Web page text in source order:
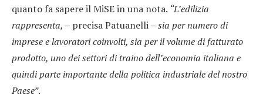
quanto fa sapere il MiSE in una nota. “L’edilizia
rappresenta, – precisa Patuanelli– sia per numero di
imprese e lavoratori coinvolti, sia per il volume di fatturato
prodotto, uno dei settori di traino dell’economia italiana e
quindi parte importante della politica industriale del nostro
Paese”.